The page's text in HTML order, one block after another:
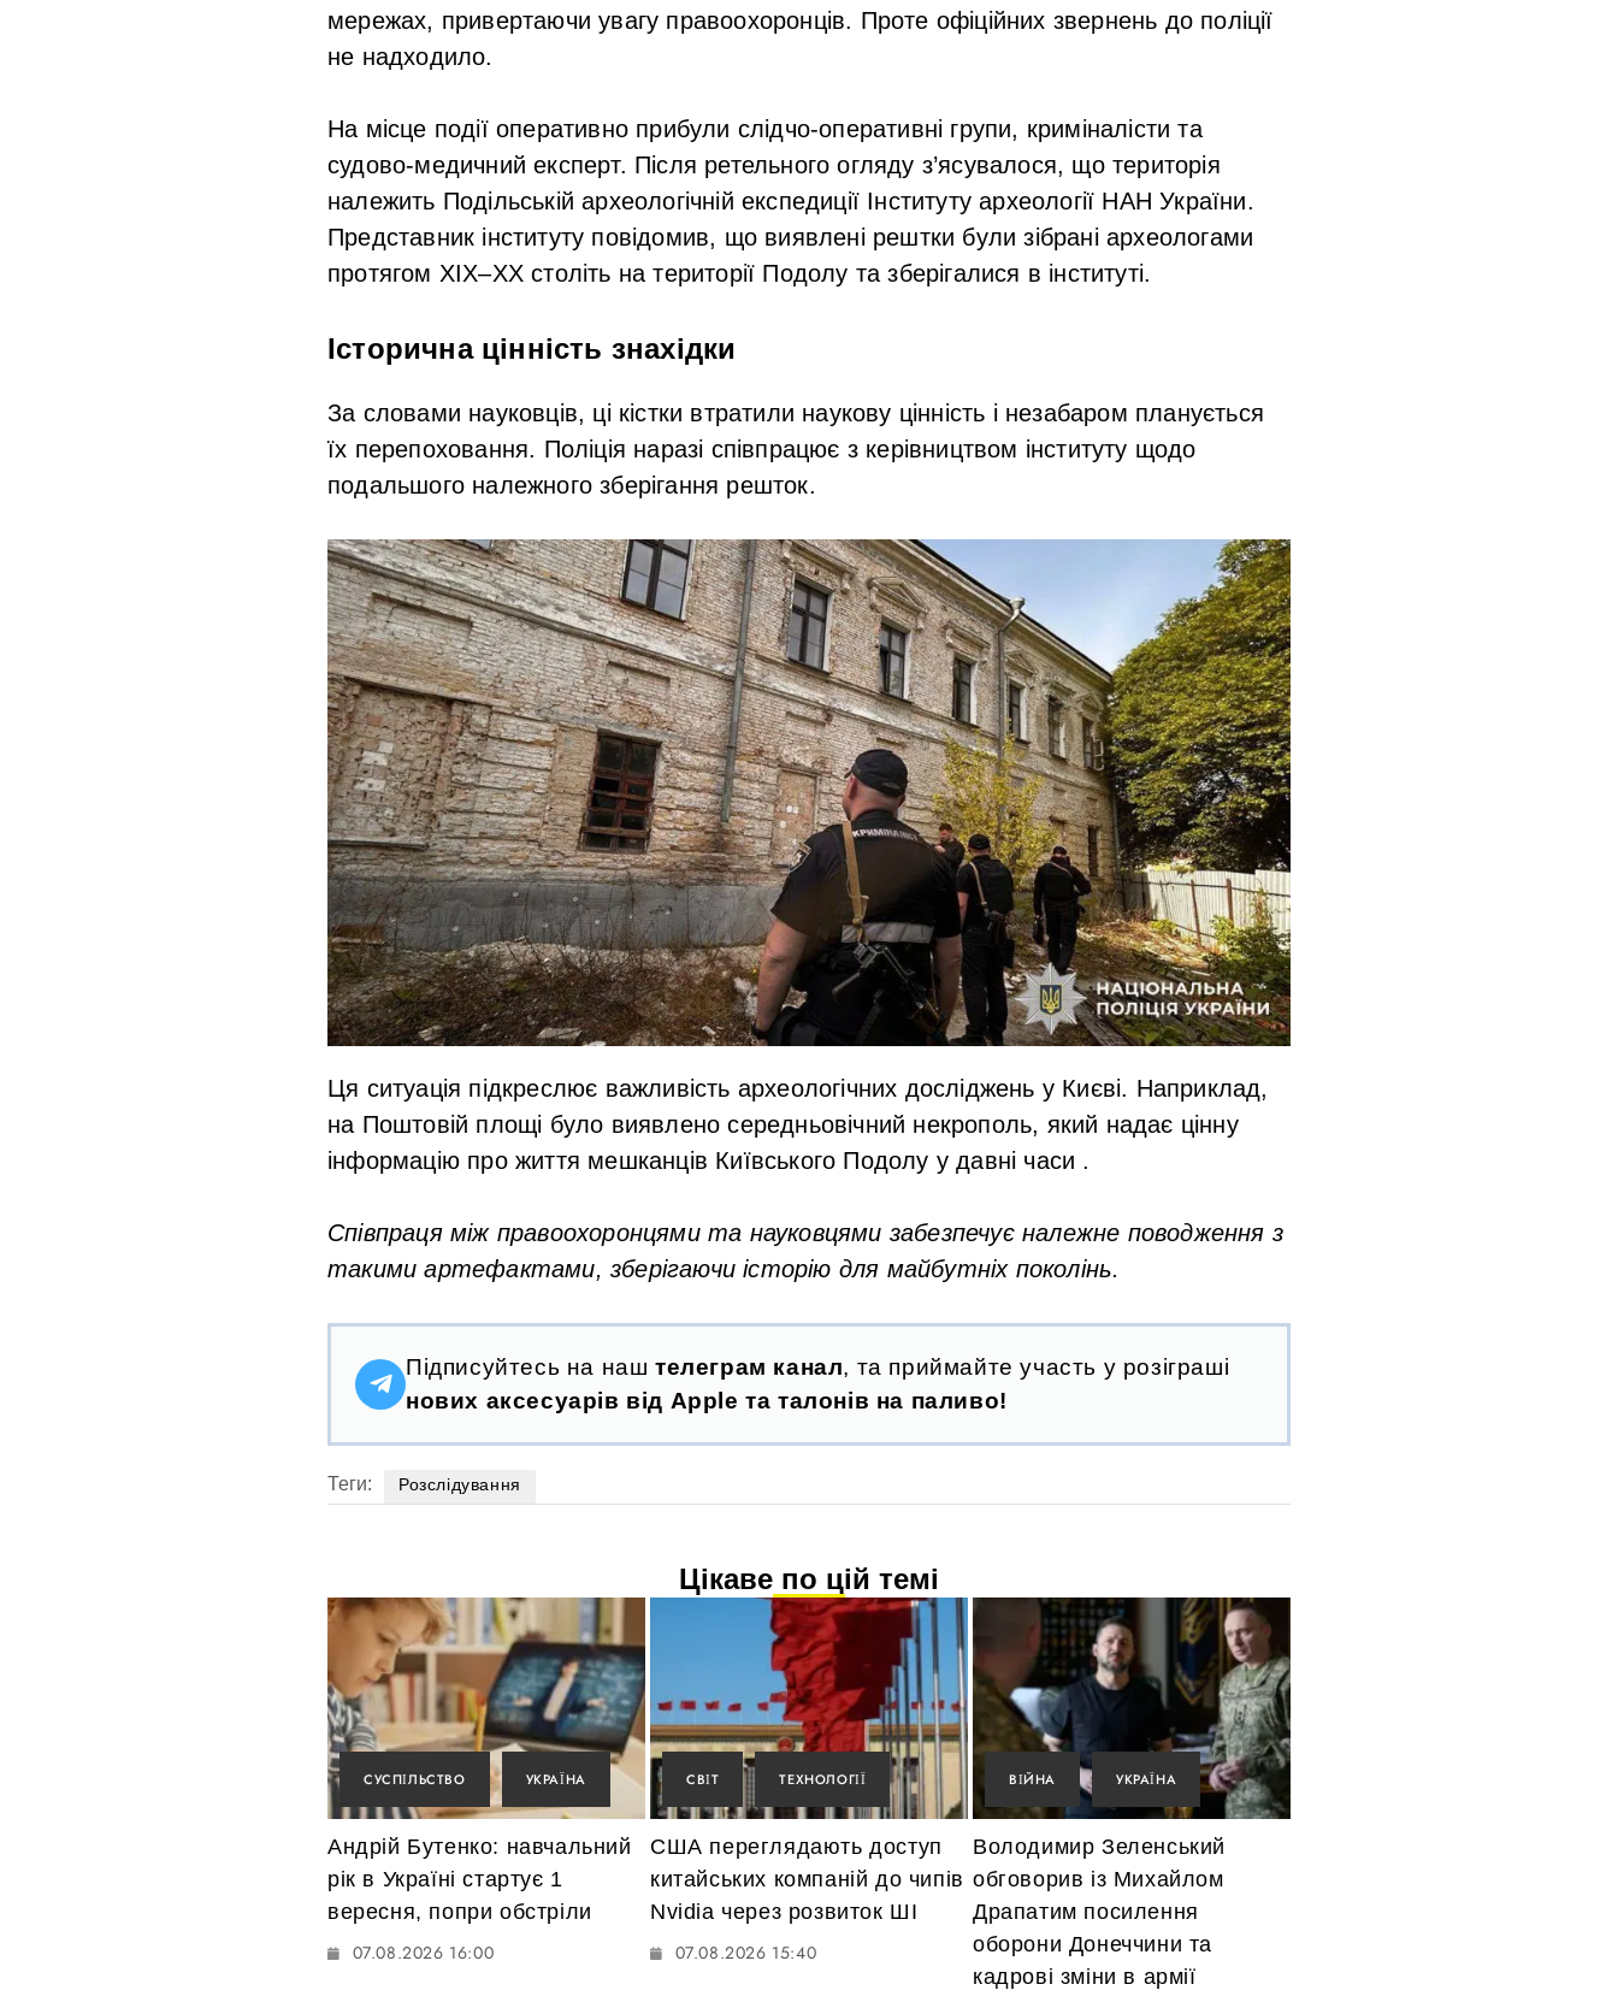
мережах, привертаючи увагу правоохоронців. Проте офіційних звернень до поліції
не надходило.​
На місце події оперативно прибули слідчо-оперативні групи, криміналісти та
судово-медичний експерт. Після ретельного огляду з’ясувалося, що територія
належить Подільській археологічній експедиції Інституту археології НАН України.
Представник інституту повідомив, що виявлені рештки були зібрані археологами
протягом XIX–XX століть на території Подолу та зберігалися в інституті.​
Історична цінність знахідки
За словами науковців, ці кістки втратили наукову цінність і незабаром планується
їх перепоховання. Поліція наразі співпрацює з керівництвом інституту щодо
подальшого належного зберігання решток.​
Ця ситуація підкреслює важливість археологічних досліджень у Києві. Наприклад,
на Поштовій площі було виявлено середньовічний некрополь, який надає цінну
інформацію про життя мешканців Київського Подолу у давні часи .​
Співпраця між правоохоронцями та науковцями забезпечує належне поводження з
такими артефактами, зберігаючи історію для майбутніх поколінь.
Підписуйтесь на наш телеграм канал, та приймайте участь у розіграші
нових аксесуарів від Apple та талонів на паливо!
Теги: Розслідування
Цікаве по цій темі
СУСПІЛЬСТВО УКРАЇНА
Андрій Бутенко: навчальний
рік в Україні стартує 1
вересня, попри обстріли
07.08.2026 16:00
СВІТ ТЕХНОЛОГІЇ
США переглядають доступ
китайських компаній до чипів
Nvidia через розвиток ШІ
07.08.2026 15:40
ВІЙНА УКРАЇНА
Володимир Зеленський
обговорив із Михайлом
Драпатим посилення
оборони Донеччини та
кадрові зміни в армії